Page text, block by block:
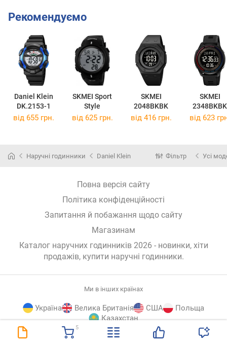
5
Рекомендуємо
Daniel Klein
DK.2153-1
SKMEI Sport
Style
SKMEI
2048BKBK
SKMEI
2348BKBK
від 655 грн. від 625 грн. від 416 грн. від 623
Наручні годинники Daniel Klein Фільтр Усі
Повна версія сайту
Політика конфіденційності
Запитання й побажання щодо сайту
Магазинам
Каталог наручних годинників 2026 - новинки, хіти
продажів, купити наручні годинники.
Ми в інших країнах
Україна Велика Британія США
Польща
Казахстан